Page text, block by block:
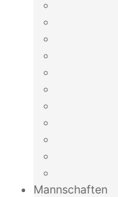
Mannschaften